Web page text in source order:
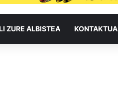
ZURE ALBISTEA KONTAKTUA